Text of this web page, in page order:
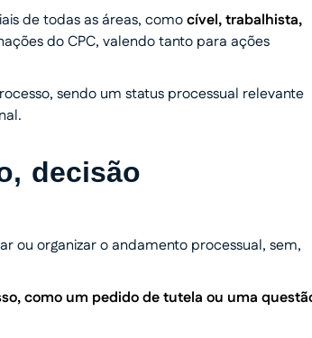
de todas as áreas, comocível, trabalhista,
do CPC, valendo tanto para ações
sendo um status processual relevante
decisão
ou organizar o andamento processual, sem,
como um pedido de tutela ou uma